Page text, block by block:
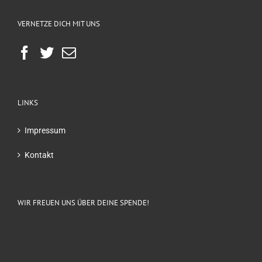
VERNETZE DICH MIT UNS
LINKS
Impressum
Kontakt
WIR FREUEN UNS ÜBER DEINE SPENDE!